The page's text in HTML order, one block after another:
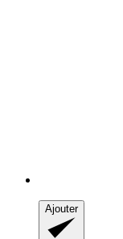
Ajouter